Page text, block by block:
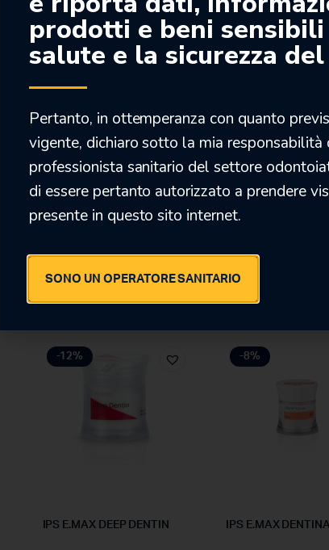
-19%
TETRIC EVOFLOW
37,30€
FILTEK SUPREME
FLOWABLE – 3M
56,00
-12%
IPS E.MAX DEEP DENTIN
-8%
IPS E.MAX DENTINA
prodotti e beni
salute e la sicurezza
Pertanto, in ottemperanza con quanto
vigente, dichiaro sotto la mia responsabilità
professionista sanitario del settore
di essere pertanto autorizzato a prendere
presente in questo sito internet.
SONO UN OPERATORE SANITARIO